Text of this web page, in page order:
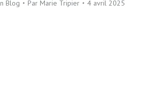
Blog Par Marie Tripier 4 avril 2025